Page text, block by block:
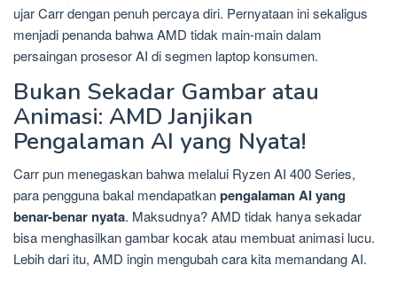
ujar Carr dengan penuh percaya diri. Pernyataan ini sekaligus
menjadi penanda bahwa AMD tidak main-main dalam
persaingan prosesor AI di segmen laptop konsumen.
Bukan Sekadar Gambar atau
Animasi: AMD Janjikan
Pengalaman AI yang Nyata!
Carr pun menegaskan bahwa melalui Ryzen AI 400 Series,
para pengguna bakal mendapatkanpengalaman AI yang
benar-benar nyata. Maksudnya? AMD tidak hanya sekadar
bisa menghasilkan gambar kocak atau membuat animasi lucu.
Lebih dari itu, AMD ingin mengubah cara kita memandang AI.